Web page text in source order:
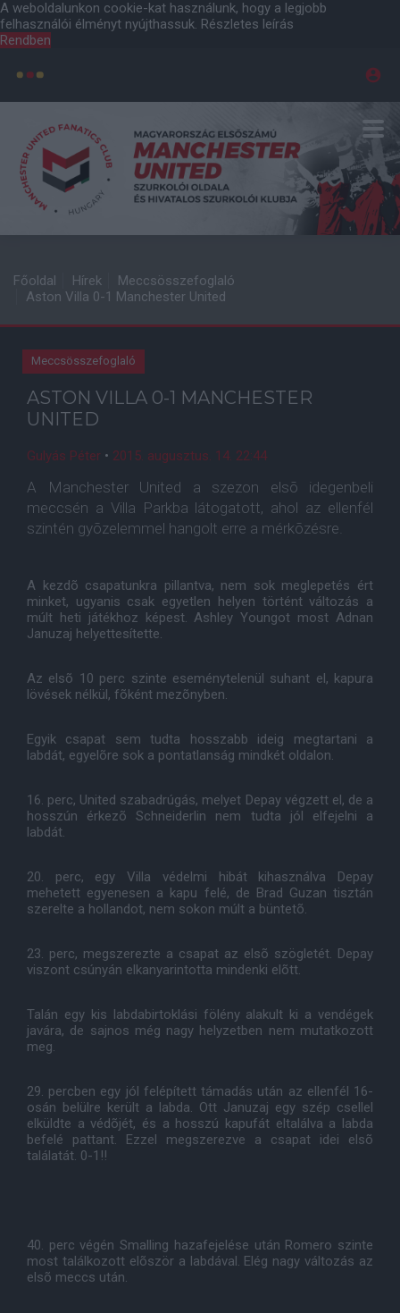
A weboldalunkon cookie-kat használunk, hogy a legjobb
felhasználói élményt nyújthassuk. Részletes leírás
Rendben
Főoldal Hírek
Meccsösszefoglaló
Aston Villa 0-1 Manchester United
Meccsösszefoglaló
ASTON VILLA 0-1 MANCHESTER
UNITED
Gulyás Péter • 2015. augusztus. 14. 22:44
A Manchester United a szezon elsõ idegenbeli
meccsén a Villa Parkba látogatott, ahol az ellenfél
szintén gyõzelemmel hangolt erre a mérkõzésre.
A kezdõ csapatunkra pillantva, nem sok meglepetés ért
minket, ugyanis csak egyetlen helyen történt változás a
múlt heti játékhoz képest. Ashley Youngot most Adnan
Januzaj helyettesítette.
Az elsõ 10 perc szinte eseménytelenül suhant el, kapura
lövések nélkül, fõként mezõnyben.
Egyik csapat sem tudta hosszabb ideig megtartani a
labdát, egyelõre sok a pontatlanság mindkét oldalon.
16. perc, United szabadrúgás, melyet Depay végzett el, de a
hosszún érkezõ Schneiderlin nem tudta jól elfejelni a
labdát.
20. perc, egy Villa védelmi hibát kihasználva Depay
mehetett egyenesen a kapu felé, de Brad Guzan tisztán
szerelte a hollandot, nem sokon múlt a büntetõ.
23. perc, megszerezte a csapat az elsõ szögletét. Depay
viszont csúnyán elkanyarintotta mindenki elõtt.
Talán egy kis labdabirtoklási fölény alakult ki a vendégek
javára, de sajnos még nagy helyzetben nem mutatkozott
meg.
29. percben egy jól felépített támadás után az ellenfél 16-
osán belülre került a labda. Ott Januzaj egy szép csellel
elküldte a védõjét, és a hosszú kapufát eltalálva a labda
befelé pattant. Ezzel megszerezve a csapat idei elsõ
találatát. 0-1!!
40. perc végén Smalling hazafejelése után Romero szinte
most találkozott elõször a labdával. Elég nagy változás az
elsõ meccs után.